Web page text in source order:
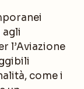
l’Aviazione
come i